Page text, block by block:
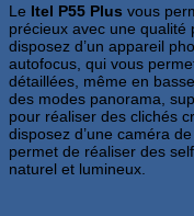
Le Itel P55 Plus vous
précieux avec une qualité
disposez d’un appareil
autofocus, qui vous
détaillées, même en
des modes panorama,
pour réaliser des clichés
disposez d’une caméra
permet de réaliser des
naturel et lumineux.